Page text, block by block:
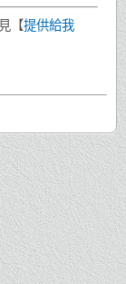
【提供給我